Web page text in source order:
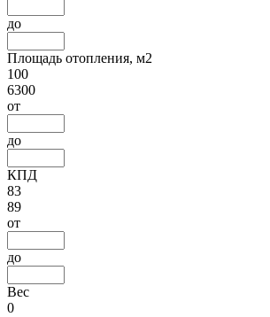
до
Площадь отопления, м2
100
6300
от
до
КПД
83
89
от
до
Вес
0